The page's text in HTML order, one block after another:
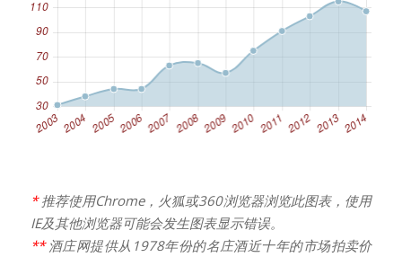
*推荐使用Chrome，火狐或360浏览器浏览此图表，使用
IE及其他浏览器可能会发生图表显示错误。
** 酒庄网提供从1978年份的名庄酒近十年的市场拍卖价